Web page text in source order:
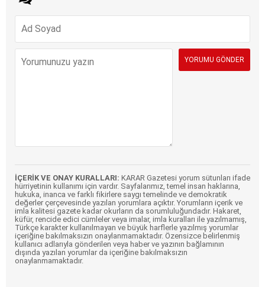
İÇERİK VE ONAY KURALLARI: KARAR Gazetesi yorum sütunları ifade
hürriyetinin kullanımı için vardır. Sayfalarımız, temel insan haklarına,
hukuka, inanca ve farklı fikirlere saygı temelinde ve demokratik
değerler çerçevesinde yazılan yorumlara açıktır. Yorumların içerik ve
imla kalitesi gazete kadar okurların da sorumluluğundadır. Hakaret,
küfür, rencide edici cümleler veya imalar, imla kuralları ile yazılmamış,
Türkçe karakter kullanılmayan ve büyük harflerle yazılmış yorumlar
içeriğine bakılmaksızın onaylanmamaktadır. Özensizce belirlenmiş
kullanıcı adlarıyla gönderilen veya haber ve yazının bağlamının
dışında yazılan yorumlar da içeriğine bakılmaksızın
onaylanmamaktadır.